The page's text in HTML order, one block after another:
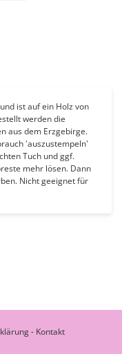
ist auf ein Holz von
werden die
aus dem Erzgebirge.
'auszustempeln'
Tuch und ggf.
mehr lösen. Dann
Nicht geeignet für
- Kontakt